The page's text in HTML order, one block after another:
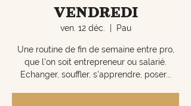
VENDREDI
ven. 12 déc. Pau
Une routine de fin de semaine entre pro,
que l'on soit entrepreneur ou salarié.
Echanger, souffler, s'apprendre, poser...